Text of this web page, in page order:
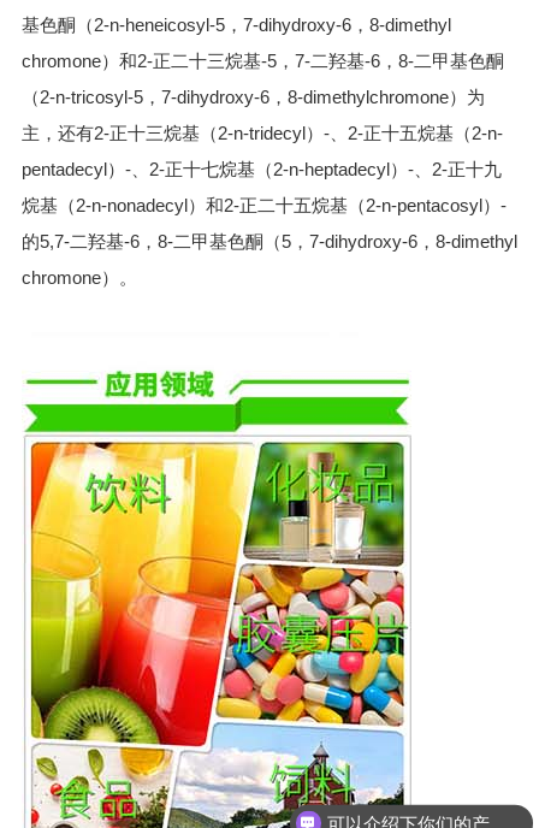
基色酮（2-n-heneicosyl-5，7-dihydroxy-6，8-dimethyl
chromone）和2-正二十三烷基-5，7-二羟基-6，8-二甲基色酮
（2-n-tricosyl-5，7-dihydroxy-6，8-dimethylchromone）为
主，还有2-正十三烷基（2-n-tridecyl）-、2-正十五烷基（2-n-
pentadecyl）-、2-正十七烷基（2-n-heptadecyl）-、2-正十九
烷基（2-n-nonadecyl）和2-正二十五烷基（2-n-pentacosyl）-
的5,7-二羟基-6，8-二甲基色酮（5，7-dihydroxy-6，8-dimethyl
chromone）。
可以介绍下你们的产品么？